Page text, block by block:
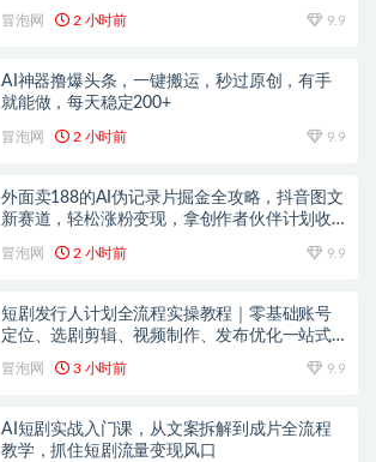
冒泡网 2 小时前 9.9
AI神器撸爆头条，一键搬运，秒过原创，有手
就能做，每天稳定200+
冒泡网 2 小时前 9.9
外面卖188的AI伪记录片掘金全攻略，抖音图文
新赛道，轻松涨粉变现，拿创作者伙伴计划收
冒泡网 2 小时前 9.9
短剧发行人计划全流程实操教程｜零基础账号
定位、选剧剪辑、视频制作、发布优化一站式
冒泡网 3 小时前 9.9
AI短剧实战入门课，从文案拆解到成片全流程
教学，抓住短剧流量变现风口